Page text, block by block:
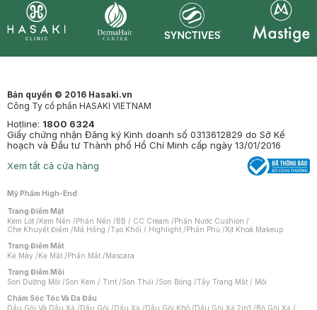
Bản quyền © 2016 Hasaki.vn
Công Ty cổ phần HASAKI VIETNAM
Hotline: 1800 6324
Giấy chứng nhận Đăng ký Kinh doanh số 0313612829 do Sở Kế
hoạch và Đầu tư Thành phố Hồ Chí Minh cấp ngày 13/01/2016
Xem tất cả cửa hàng
Mỹ Phẩm High-End
Trang Điểm Mặt
Kem Lót /Kem Nền /Phấn Nền /BB / CC Cream /Phấn Nước Cushion /
Che Khuyết Điểm /Má Hồng /Tạo Khối / Highlight /Phấn Phủ /Xịt Khoá Makeup
Trang Điểm Mắt
Kẻ Mày /Kẻ Mắt /Phấn Mắt /Mascara
Trang Điểm Môi
Son Dưỡng Môi /Son Kem / Tint /Son Thỏi /Son Bóng /Tẩy Trang Mắt / Môi
Chăm Sóc Tóc Và Da Đầu
Dầu Gội Và Dầu Xả /Dầu Gội /Dầu Xả /Dầu Gội Khô /Dầu Gội Xả 2in1 /Bộ Gội Xả /